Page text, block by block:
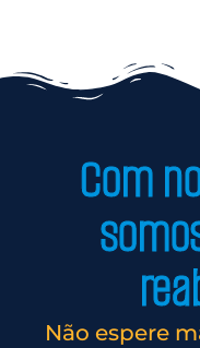
Com
Não espere